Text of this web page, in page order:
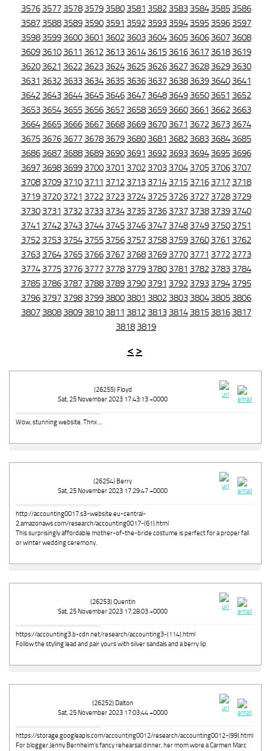
3576 3577 3578 3579 3580 3581 3582 3583 3584 3585 3586
3587 3588 3589 3590 3591 3592 3593 3594 3595 3596 3597
3598 3599 3600 3601 3602 3603 3604 3605 3606 3607 3608
3609 3610 3611 3612 3613 3614 3615 3616 3617 3618 3619
3620 3621 3622 3623 3624 3625 3626 3627 3628 3629 3630
3631 3632 3633 3634 3635 3636 3637 3638 3639 3640 3641
3642 3643 3644 3645 3646 3647 3648 3649 3650 3651 3652
3653 3654 3655 3656 3657 3658 3659 3660 3661 3662 3663
3664 3665 3666 3667 3668 3669 3670 3671 3672 3673 3674
3675 3676 3677 3678 3679 3680 3681 3682 3683 3684 3685
3686 3687 3688 3689 3690 3691 3692 3693 3694 3695 3696
3697 3698 3699 3700 3701 3702 3703 3704 3705 3706 3707
3708 3709 3710 3711 3712 3713 3714 3715 3716 3717 3718
3719 3720 3721 3722 3723 3724 3725 3726 3727 3728 3729
3730 3731 3732 3733 3734 3735 3736 3737 3738 3739 3740
3741 3742 3743 3744 3745 3746 3747 3748 3749 3750 3751
3752 3753 3754 3755 3756 3757 3758 3759 3760 3761 3762
3763 3764 3765 3766 3767 3768 3769 3770 3771 3772 3773
3774 3775 3776 3777 3778 3779 3780 3781 3782 3783 3784
3785 3786 3787 3788 3789 3790 3791 3792 3793 3794 3795
3796 3797 3798 3799 3800 3801 3802 3803 3804 3805 3806
3807 3808 3809 3810 3811 3812 3813 3814 3815 3816 3817
3818 3819
< >
(26255) Floyd
Sat, 25 November 2023 17:43:13 +0000
Wow, stunning website. Thnx ...
(26254) Berry
Sat, 25 November 2023 17:29:47 +0000
http://accounting0017.s3-website.eu-central-
2.amazonaws.com/research/accounting0017-(61).html
This surprisingly affordable mother-of-the-bride costume is perfect for a proper fall
or winter wedding ceremony.
(26253) Quentin
Sat, 25 November 2023 17:28:03 +0000
https://accounting3.b-cdn.net/research/accounting3-(114).html
Follow the styling lead and pair yours with silver sandals and a berry lip.
(26252) Dalton
Sat, 25 November 2023 17:03:44 +0000
https://storage.googleapis.com/accounting0012/research/accounting0012-(99).html
For blogger Jenny Bernheim's fancy rehearsal dinner, her mom wore a Carmen Marc